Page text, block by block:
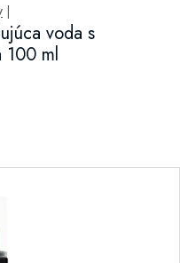
voda s
100 ml